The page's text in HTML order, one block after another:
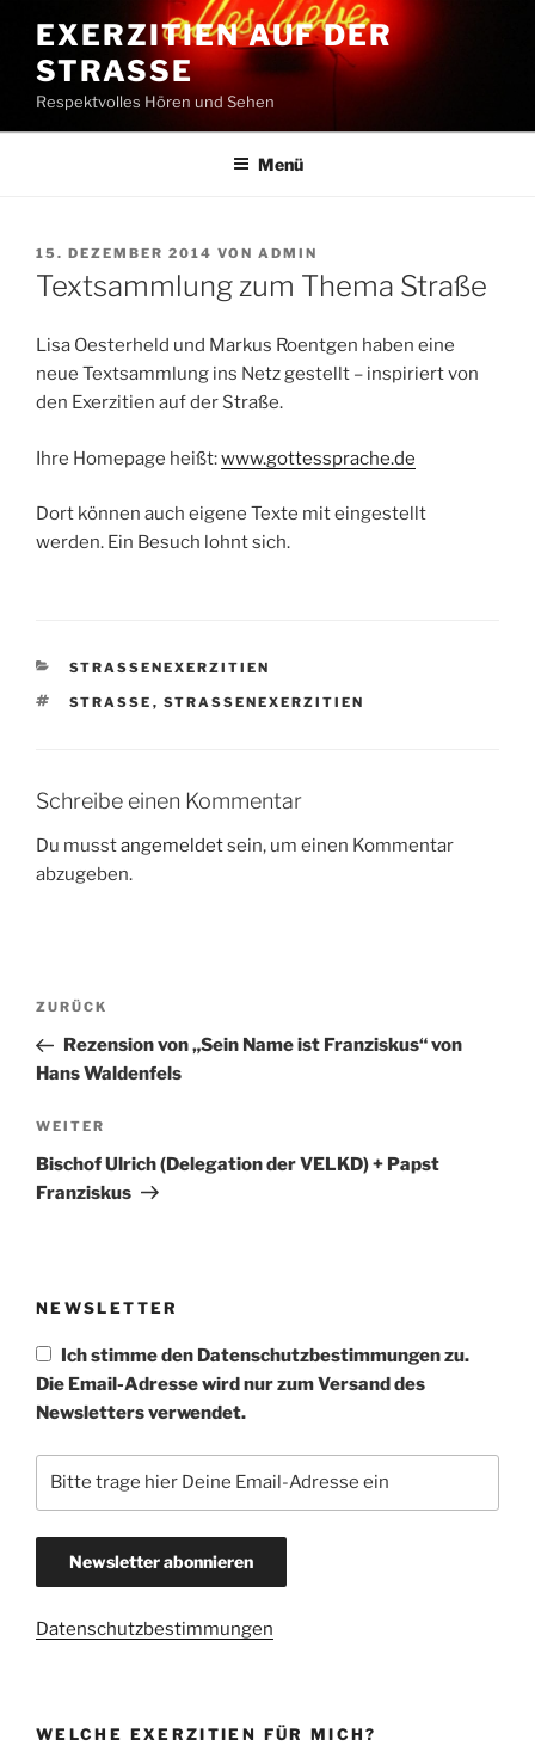
Inhalt
springen
EXERZITIEN AUF DER
STRASSE
Respektvolles Hören und Sehen
Menü
VERÖFFENTLICHT
AM
15. DEZEMBER 2014 VON ADMIN
Textsammlung zum Thema Straße
Lisa Oesterheld und Markus Roentgen haben eine
neue Textsammlung ins Netz gestellt – inspiriert von
den Exerzitien auf der Straße.
Ihre Homepage heißt:www.gottessprache.de
Dort können auch eigene Texte mit eingestellt
werden. Ein Besuch lohnt sich.
KATEGORIEN
STRASSENEXERZITIEN
SCHLAGWÖRTER
STRASSE , STRASSENEXERZITIEN
Schreibe einen Kommentar
Du musstangemeldetsein, um einen Kommentar
abzugeben.
Beitragsnavigation
Vorheriger
Beitrag
ZURÜCK
Rezension von „Sein Name ist Franziskus“ von
Hans Waldenfels
Nächster
Beitrag
WEITER
Bischof Ulrich (Delegation der VELKD) + Papst
Franziskus
NEWSLETTER
Ich stimme den Datenschutzbestimmungen zu.
Die Email-Adresse wird nur zum Versand des
Newsletters verwendet.
Datenschutzbestimmungen
WELCHE EXERZITIEN FÜR MICH?